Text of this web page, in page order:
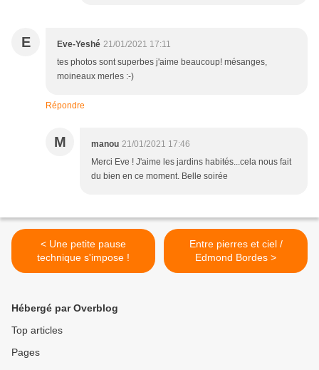
E Eve-Yeshé 21/01/2021 17:11
tes photos sont superbes j'aime beaucoup! mésanges,
moineaux merles :-)
Répondre
M manou 21/01/2021 17:46
Merci Eve ! J'aime les jardins habités...cela nous fait
du bien en ce moment. Belle soirée
< Une petite pause
technique s'impose !
Entre pierres et ciel /
Edmond Bordes >
Hébergé par Overblog
Top articles
Pages